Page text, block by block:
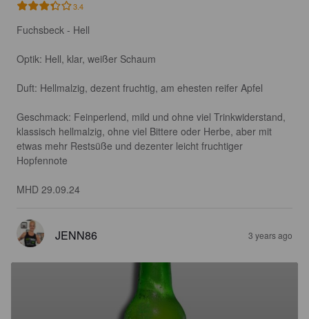
3.4
Fuchsbeck - Hell
Optik: Hell, klar, weißer Schaum
Duft: Hellmalzig, dezent fruchtig, am ehesten reifer Apfel
Geschmack: Feinperlend, mild und ohne viel Trinkwiderstand,
klassisch hellmalzig, ohne viel Bittere oder Herbe, aber mit
etwas mehr Restsüße und dezenter leicht fruchtiger
Hopfennote
MHD 29.09.24
JENN86 3 years ago